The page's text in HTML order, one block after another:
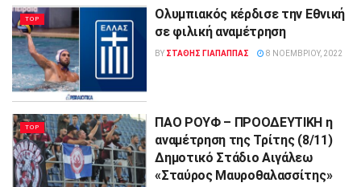
TOP
Ολυμπιακός κέρδισε την Εθνική
σε φιλική αναμέτρηση
BY ΣΤΑΘΗΣ ΓΊΑΠΑΠΠΑΣ 8 ΝΟΕΜΒΡΊΟΥ, 2022
TOP
ΠΑΟ ΡΟΥΦ – ΠΡΟΟΔΕΥΤΙΚΗ η
αναμέτρηση της Τρίτης (8/11)
Δημοτικό Στάδιο Αιγάλεω
«Σταύρος Μαυροθαλασσίτης»